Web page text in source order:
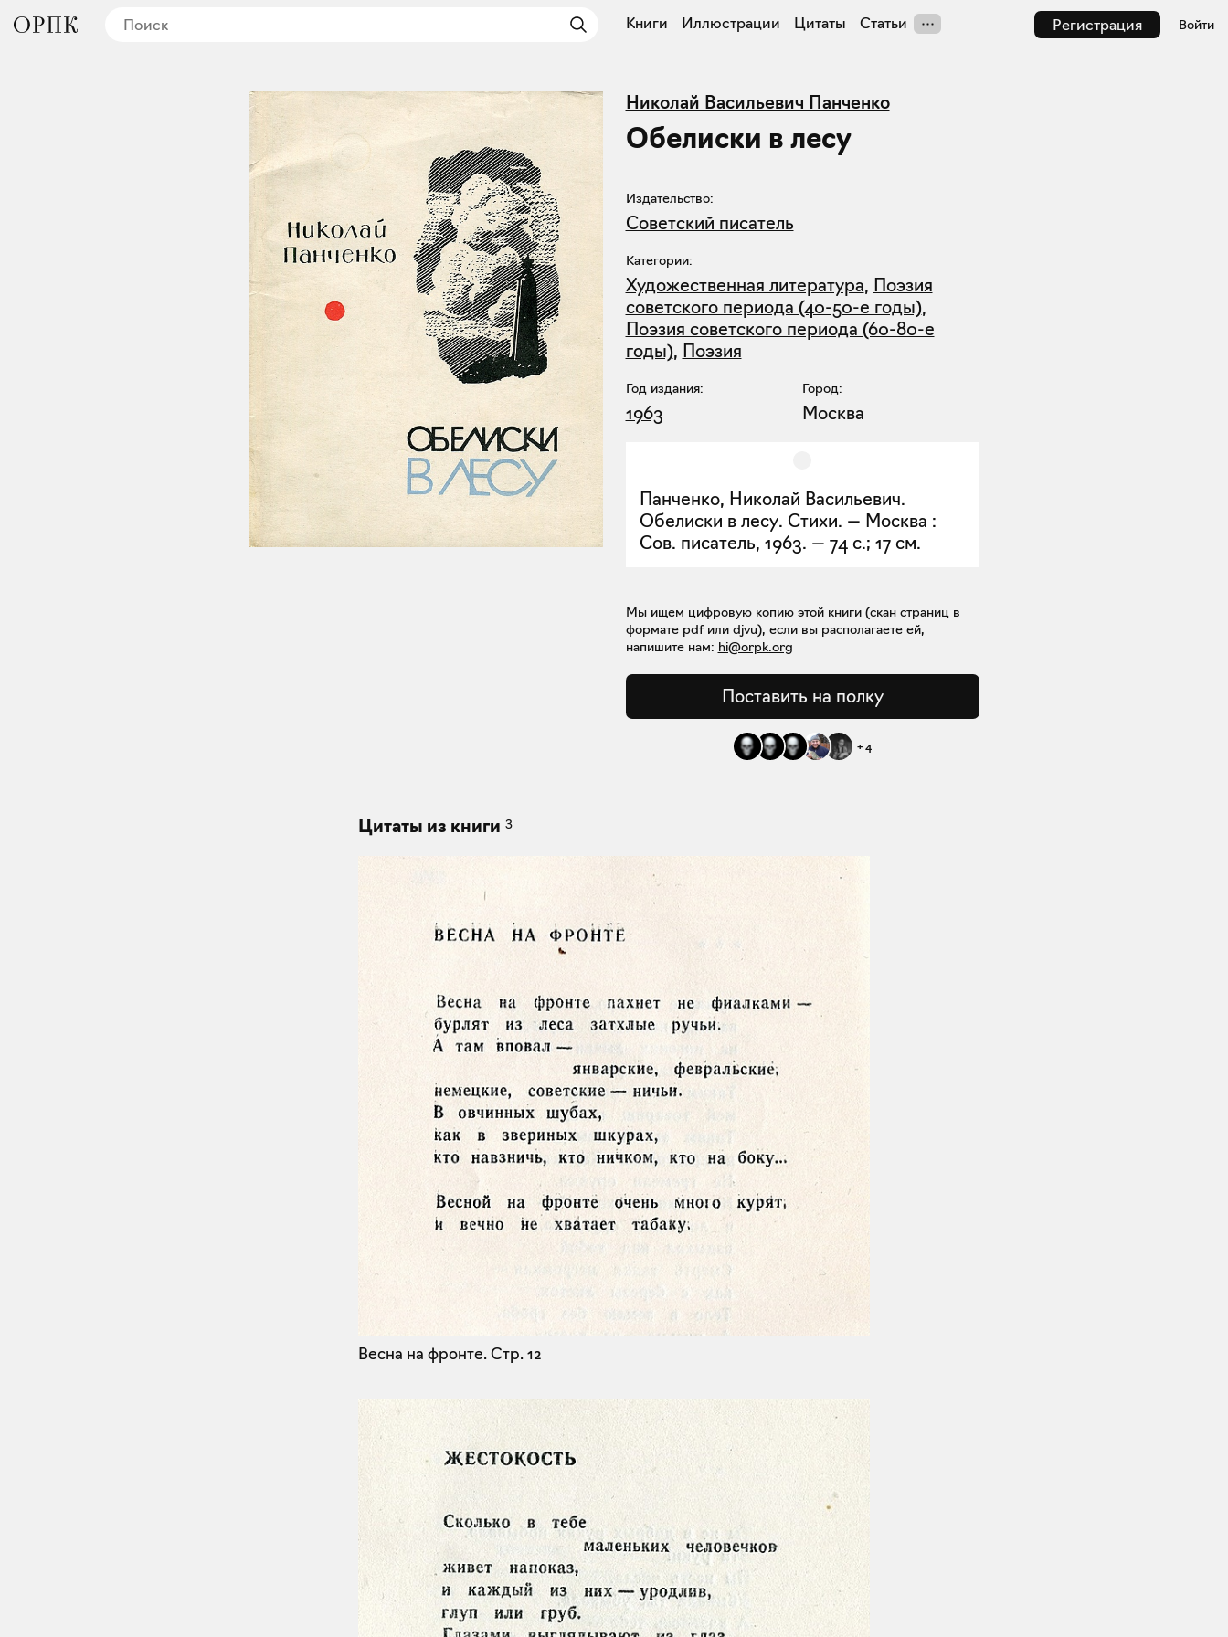
Регистрация Войти
Книги Иллюстрации Цитаты Статьи
Николай Васильевич Панченко
Обелиски в лесу
Издательство:
Советский писатель
Категории:
Художественная литература, Поэзия
советского периода (40-50-е годы),
Поэзия советского периода (60-80-е
годы), Поэзия
Год издания:
1963
Город:
Москва
Панченко, Николай Васильевич.
Обелиски в лесу. Стихи. — Москва :
Сов. писатель, 1963. — 74 с.; 17 см.
Мы ищем цифровую копию этой книги (скан страниц в
формате pdf или djvu), если вы располагаете ей,
напишите нам: hi@orpk.org
Поставить на полку
+ 4
Цитаты из книги 3
Весна на фронте. Стр. 12